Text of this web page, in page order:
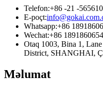
Telefon:+86 -21 -
E-poçt:
Whatsapp:+86
Wechat:+86
Otaq 1003, Bina 1,
District, SHANGHAI,
Məlumat